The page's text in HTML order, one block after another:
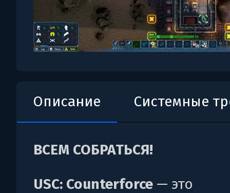
Описание Системные
ВСЕМ СОБРАТЬСЯ!
USC: Counterforce — это